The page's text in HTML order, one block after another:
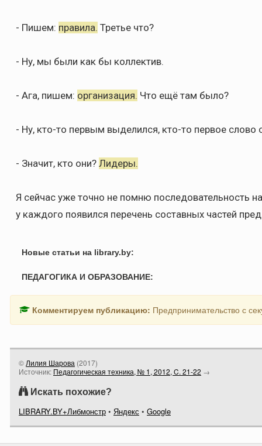
- Пишем: правила. Третье что?
- Ну, мы были как бы коллектив.
- Ага, пишем: организация. Что ещё там было?
- Ну, кто-то первым выделился, кто-то первое слово
- Значит, кто они? Лидеры.
Я сейчас уже точно не помню последовательность
у каждого появился перечень составных частей
Новые статьи на library.by:
ПЕДАГОГИКА И ОБРАЗОВАНИЕ:
Комментируем публикацию: Предпринимательство с
© Лилия Шарова (2017)
Источник: Педагогическая техника, № 1, 2012, C. 21-22 →
Искать похожие?
LIBRARY.BY+Либмонстр • Яндекс • Google